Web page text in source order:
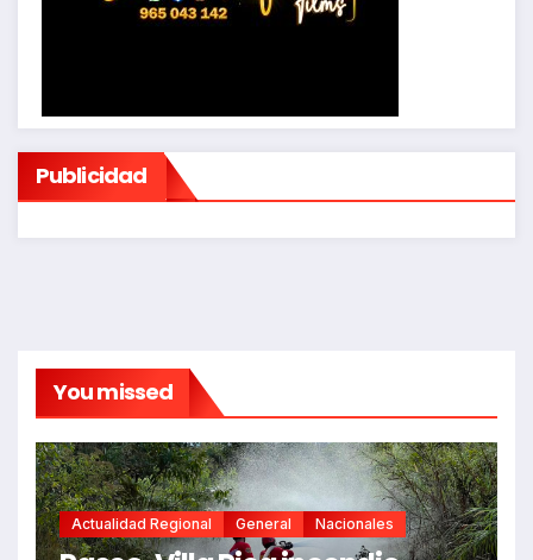
Publicidad
You missed
Actualidad Regional General Nacionales